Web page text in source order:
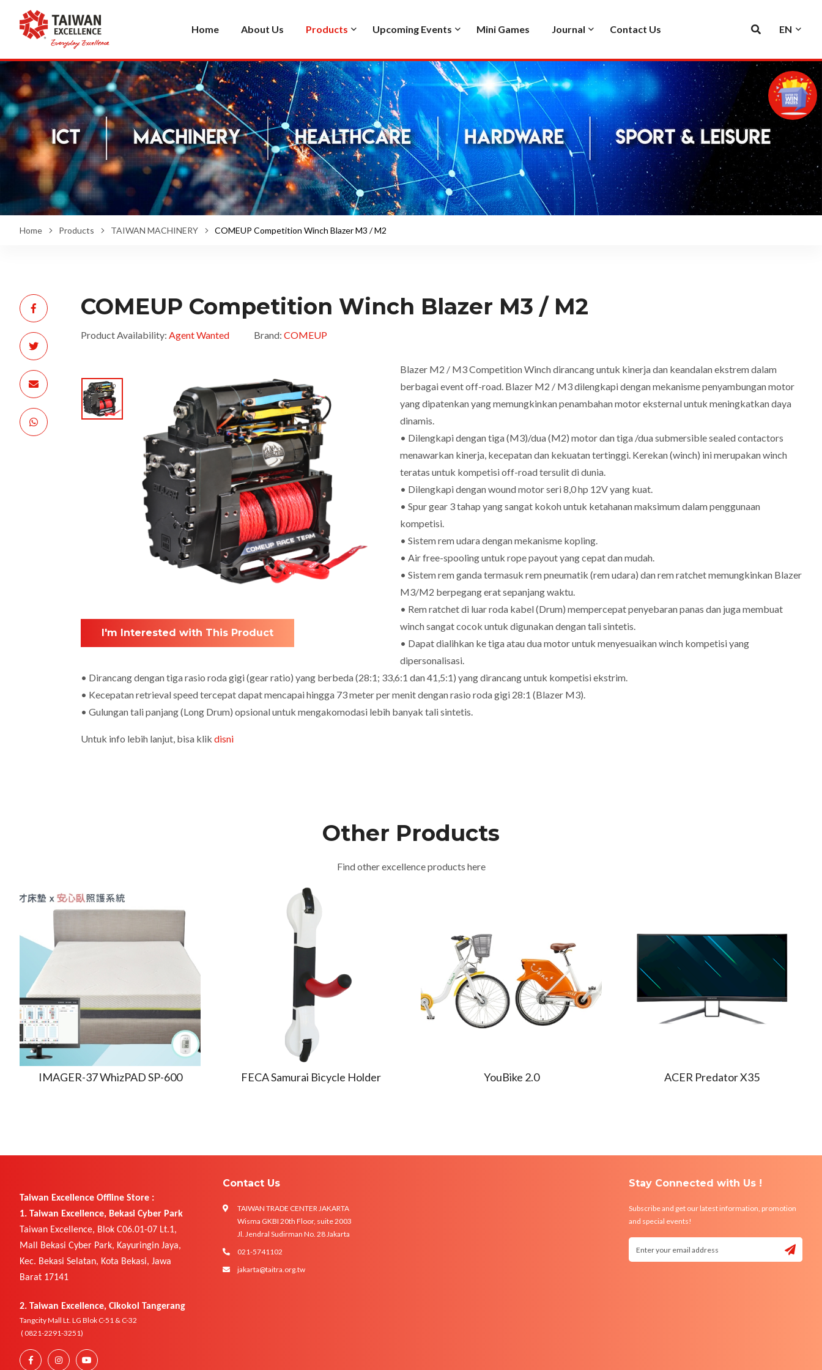
Home About Us Products Upcoming Events Mini Games Journal Contact Us EN
Home Products TAIWAN MACHINERY COMEUP Competition Winch Blazer M3 / M2
COMEUP Competition Winch Blazer M3 / M2
Product Availability: Agent Wanted Brand: COMEUP
I'm Interested with This Product
Blazer M2 / M3 Competition Winch dirancang untuk kinerja dan keandalan ekstrem dalam
berbagai event off-road. Blazer M2 / M3 dilengkapi dengan mekanisme penyambungan motor
yang dipatenkan yang memungkinkan penambahan motor eksternal untuk meningkatkan daya
dinamis.
• Dilengkapi dengan tiga (M3)/dua (M2) motor dan tiga /dua submersible sealed contactors
menawarkan kinerja, kecepatan dan kekuatan tertinggi. Kerekan (winch) ini merupakan winch
teratas untuk kompetisi off-road tersulit di dunia.
• Dilengkapi dengan wound motor seri 8,0 hp 12V yang kuat.
• Spur gear 3 tahap yang sangat kokoh untuk ketahanan maksimum dalam penggunaan
kompetisi.
• Sistem rem udara dengan mekanisme kopling.
• Air free-spooling untuk rope payout yang cepat dan mudah.
• Sistem rem ganda termasuk rem pneumatik (rem udara) dan rem ratchet memungkinkan Blazer
M3/M2 berpegang erat sepanjang waktu.
• Rem ratchet di luar roda kabel (Drum) mempercepat penyebaran panas dan juga membuat
winch sangat cocok untuk digunakan dengan tali sintetis.
• Dapat dialihkan ke tiga atau dua motor untuk menyesuaikan winch kompetisi yang
dipersonalisasi.
• Dirancang dengan tiga rasio roda gigi (gear ratio) yang berbeda (28:1; 33,6:1 dan 41,5:1) yang dirancang untuk kompetisi ekstrim.
• Kecepatan retrieval speed tercepat dapat mencapai hingga 73 meter per menit dengan rasio roda gigi 28:1 (Blazer M3).
• Gulungan tali panjang (Long Drum) opsional untuk mengakomodasi lebih banyak tali sintetis.
Untuk info lebih lanjut, bisa klik disni
Other Products
Find other excellence products here
IMAGER-37 WhizPAD SP-600 FECA Samurai Bicycle Holder YouBike 2.0 ACER Predator X35
Taiwan Excellence Offline Store :
1. Taiwan Excellence, Bekasi Cyber Park
Taiwan Excellence, Blok C06.01-07 Lt.1,
Mall Bekasi Cyber Park, Kayuringin Jaya,
Kec. Bekasi Selatan, Kota Bekasi, Jawa
Barat 17141
2. Taiwan Excellence, Cikokol Tangerang
Tangcity Mall Lt. LG Blok C-51 & C-32
( 0821-2291-3251)
Contact Us
TAIWAN TRADE CENTER JAKARTA
Wisma GKBI 20th Floor, suite 2003
Jl. Jendral Sudirman No. 28 Jakarta
021-5741102
jakarta@taitra.org.tw
Stay Connected with Us !
Subscribe and get our latest information, promotion
and special events!